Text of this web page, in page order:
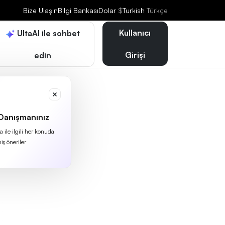
Bize UlaşınBilgi BankasıDolar $Turkish Türkçe
UltaAI ile sohbet
edin
ile ilgili her konuda
öneriler
Kullanıcı
Girişi